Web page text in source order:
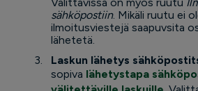
sähköpostiin. Mikäli ruutu ei
ilmoitusviestejä saapuvsita
lähetetä.
Laskun lähetys
sopiva lähetystapa